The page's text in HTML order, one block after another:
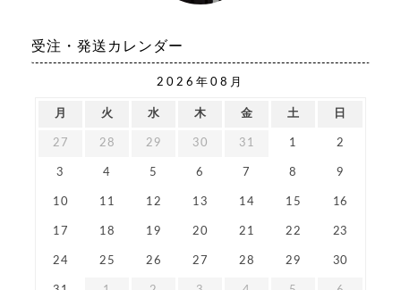
受注・発送カレンダー
2026年08月
月 火 水 木 金 土 日
27 28 29 30 31 1 2
3 4 5 6 7 8 9
10 11 12 13 14 15 16
17 18 19 20 21 22 23
24 25 26 27 28 29 30